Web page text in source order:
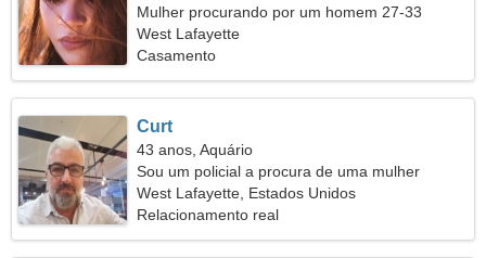
Mulher procurando por um homem 27-33
West Lafayette
Casamento
Curt
43 anos, Aquário
Sou um policial a procura de uma mulher
habilidosa
West Lafayette, Estados Unidos
Relacionamento real